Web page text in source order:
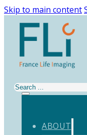
Skip to main content
Search
ABOUT